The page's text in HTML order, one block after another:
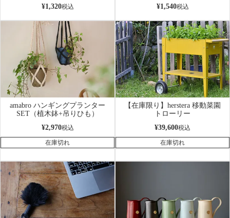
¥1,320税込
¥1,540税込
amabro ハンギングプランター
SET（植木鉢+吊りひも）
¥2,970税込
在庫切れ
【在庫限り】herstera 移動菜園
トローリー
¥39,600税込
在庫切れ